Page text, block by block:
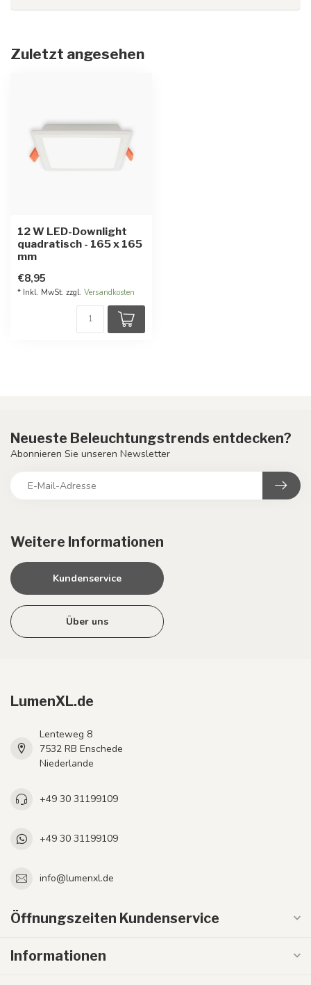
Zuletzt angesehen
12 W LED-Downlight
quadratisch - 165 x 165
mm
€8,95
* Inkl. MwSt. zzgl. Versandkosten
Weitere Informationen
Kundenservice
Über uns
Neueste Beleuchtungstrends entdecken?
Abonnieren Sie unseren Newsletter
LumenXL.de
Lenteweg 8
7532 RB Enschede
Niederlande
+49 30 31199109
+49 30 31199109
info@lumenxl.de
Öffnungszeiten Kundenservice
Informationen